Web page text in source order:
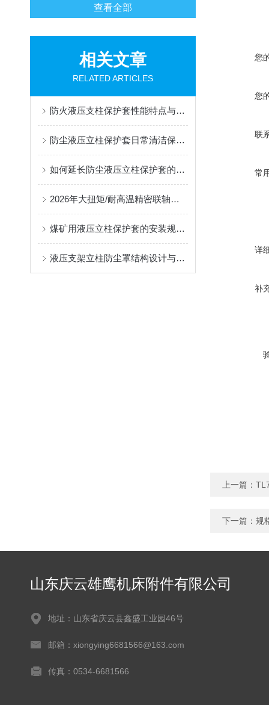
查看全部
相关文章
RELATED ARTICLES
防火液压支柱保护套性能特点与阻燃防护应用
防尘液压立柱保护套日常清洁保养与更换规范
如何延长防尘液压立柱保护套的使用寿命？
2026年大扭矩/耐高温精密联轴器定制找哪家？能实现精准定制的优质厂家盘点
煤矿用液压立柱保护套的安装规范与使用寿命提升方案
液压支架立柱防尘罩结构设计与密封防护原理
您
您
联
常
详
补
上一篇：
下一篇： 规
山东庆云雄鹰机床附件有限公司
地址：山东省庆云县鑫盛工业园46号
邮箱：xiongying6681566@163.com
传真：0534-6681566